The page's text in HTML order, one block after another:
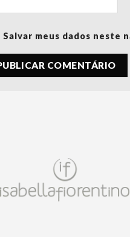
Salvar meus dados neste